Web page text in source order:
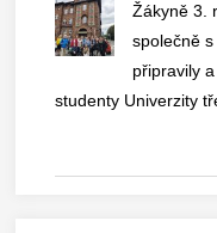
Žákyně 3.
společně
připravily
studenty Univerzity